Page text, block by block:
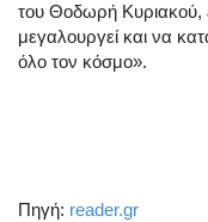
του Θοδωρή Κυριακού,
μεγαλουργεί και να
όλο τον κόσμο».
Πηγή: reader.gr